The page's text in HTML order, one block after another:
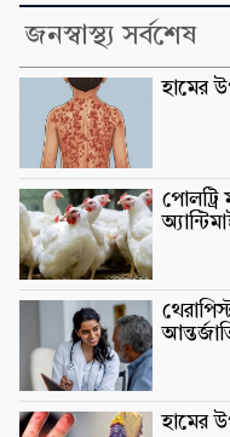
জনস্বাস্থ্য সর্বশেষ
হামের
পোলট্রি
হামের